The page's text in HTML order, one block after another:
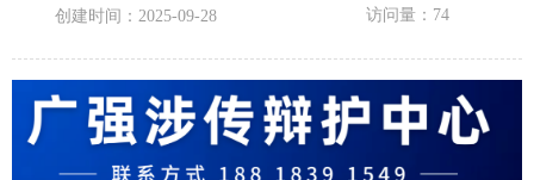
创建时间： 2025-09-28 访问量： 74